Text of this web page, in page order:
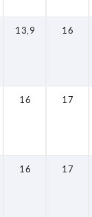
13,9 16
16 17
16 17